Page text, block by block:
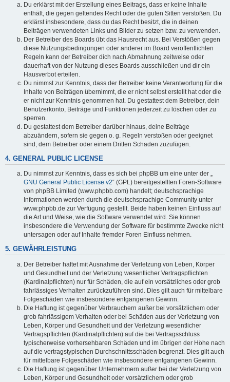
Du erklärst mit der Erstellung eines Beitrags, dass er keine Inhalte
enthält, die gegen geltendes Recht oder die guten Sitten verstoßen. Du
erklärst insbesondere, dass du das Recht besitzt, die in deinen
Beiträgen verwendeten Links und Bilder zu setzen bzw. zu verwenden.
Der Betreiber des Boards übt das Hausrecht aus. Bei Verstößen gegen
diese Nutzungsbedingungen oder anderer im Board veröffentlichten
Regeln kann der Betreiber dich nach Abmahnung zeitweise oder
dauerhaft von der Nutzung dieses Boards ausschließen und dir ein
Hausverbot erteilen.
Du nimmst zur Kenntnis, dass der Betreiber keine Verantwortung für die
Inhalte von Beiträgen übernimmt, die er nicht selbst erstellt hat oder die
er nicht zur Kenntnis genommen hat. Du gestattest dem Betreiber, dein
Benutzerkonto, Beiträge und Funktionen jederzeit zu löschen oder zu
sperren.
Du gestattest dem Betreiber darüber hinaus, deine Beiträge
abzuändern, sofern sie gegen o. g. Regeln verstoßen oder geeignet
sind, dem Betreiber oder einem Dritten Schaden zuzufügen.
4. GENERAL PUBLIC LICENSE
Du nimmst zur Kenntnis, dass es sich bei phpBB um eine unter der „
GNU General Public License v2“ (GPL) bereitgestellten Foren-Software
von phpBB Limited (www.phpbb.com) handelt; deutschsprachige
Informationen werden durch die deutschsprachige Community unter
www.phpbb.de zur Verfügung gestellt. Beide haben keinen Einfluss auf
die Art und Weise, wie die Software verwendet wird. Sie können
insbesondere die Verwendung der Software für bestimmte Zwecke nicht
untersagen oder auf Inhalte fremder Foren Einfluss nehmen.
5. GEWÄHRLEISTUNG
Der Betreiber haftet mit Ausnahme der Verletzung von Leben, Körper
und Gesundheit und der Verletzung wesentlicher Vertragspflichten
(Kardinalpflichten) nur für Schäden, die auf ein vorsätzliches oder grob
fahrlässiges Verhalten zurückzuführen sind. Dies gilt auch für mittelbare
Folgeschäden wie insbesondere entgangenen Gewinn.
Die Haftung ist gegenüber Verbrauchern außer bei vorsätzlichem oder
grob fahrlässigem Verhalten oder bei Schäden aus der Verletzung von
Leben, Körper und Gesundheit und der Verletzung wesentlicher
Vertragspflichten (Kardinalpflichten) auf die bei Vertragsschluss
typischerweise vorhersehbaren Schäden und im übrigen der Höhe nach
auf die vertragstypischen Durchschnittsschäden begrenzt. Dies gilt auch
für mittelbare Folgeschäden wie insbesondere entgangenen Gewinn.
Die Haftung ist gegenüber Unternehmern außer bei der Verletzung von
Leben, Körper und Gesundheit oder vorsätzlichem oder grob